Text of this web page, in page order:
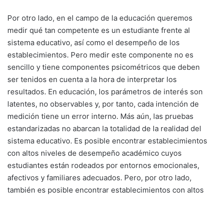
Por otro lado, en el campo de la educación queremos
medir qué tan competente es un estudiante frente al
sistema educativo, así como el desempeño de los
establecimientos. Pero medir este componente no es
sencillo y tiene componentes psicométricos que deben
ser tenidos en cuenta a la hora de interpretar los
resultados. En educación, los parámetros de interés son
latentes, no observables y, por tanto, cada intención de
medición tiene un error interno. Más aún, las pruebas
estandarizadas no abarcan la totalidad de la realidad del
sistema educativo. Es posible encontrar establecimientos
con altos niveles de desempeño académico cuyos
estudiantes están rodeados por entornos emocionales,
afectivos y familiares adecuados. Pero, por otro lado,
también es posible encontrar establecimientos con altos